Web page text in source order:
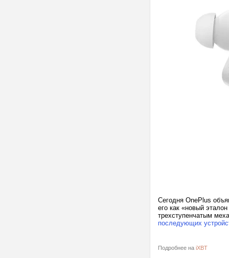
Сегодня OnePlus
его как «новый
трехступенчатым
последующих
Подробнее на iXBT